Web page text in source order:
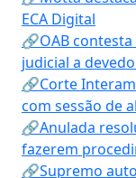
ECA Digital
🔗OAB
judicial a
🔗Corte
com sessão de
🔗Anulada
fazerem
🔗Supremo